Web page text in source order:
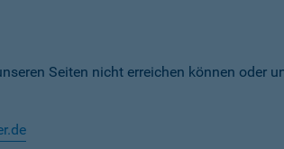
Seiten nicht erreichen können oder